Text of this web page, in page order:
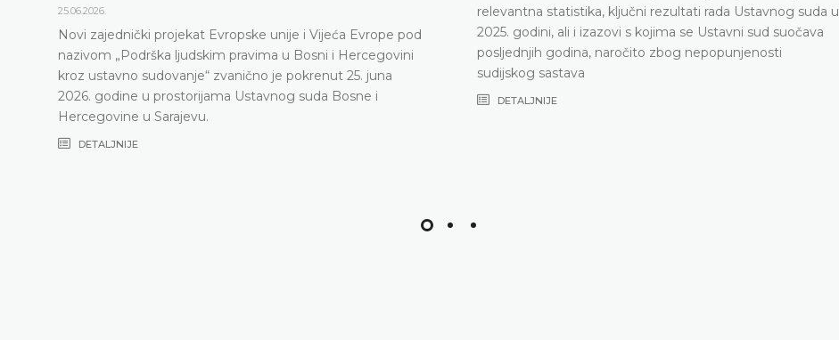
25.06.2026.
Novi zajednički projekat Evropske unije i Vijeća Evrope pod
nazivom „Podrška ljudskim pravima u Bosni i Hercegovini
kroz ustavno sudovanje“ zvanično je pokrenut 25. juna
2026. godine u prostorijama Ustavnog suda Bosne i
Hercegovine u Sarajevu.
DETALJNIJE
relevantna statistika, ključni rezultati rada Ustavnog suda u
2025. godini, ali i izazovi s kojima se Ustavni sud suočava
posljednjih godina, naročito zbog nepopunjenosti
sudijskog sastava
DETALJNIJE